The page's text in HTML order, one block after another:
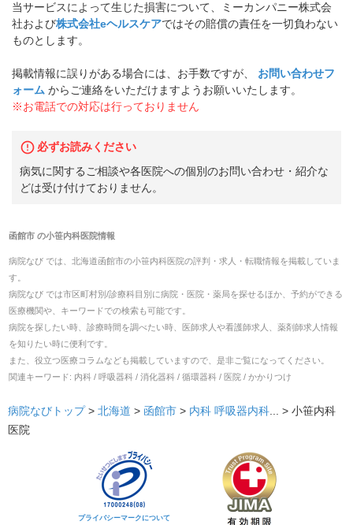
当サービスによって生じた損害について、ミーカンパニー株式会
社および株式会社eヘルスケアではその賠償の責任を一切負わない
ものとします。
掲載情報に誤りがある場合には、お手数ですが、
お問い合わせフ
ォーム からご連絡をいただけますようお願いいたします。
※お電話での対応は行っておりません
必ずお読みください
病気に関するご相談や各医院への個別のお問い合わせ・紹介な
どは受け付けておりません。
函館市の小笹内科医院情報
病院なび では、 北海道函館市の小笹内科医院の評判・求人・転職情報を掲載していま
す。
病院なび では市区町村別/診療科目別に病院・医院・薬局を探せるほか、予約ができる
医療機関や、キーワードでの検索も可能です。
病院を探したい時、診療時間を調べたい時、医師求人や看護師求人、薬剤師求人情報
を知りたい時に便利です。
また、役立つ医療コラムなども掲載していますので、是非ご覧になってください。
関連キーワード: 内科 / 呼吸器科 / 消化器科 / 循環器科 / 医院 / かかりつけ
病院なびトップ > 北海道 > 函館市 > 内科 呼吸器内科... > 小笹内科
医院
プライバシーマークについて